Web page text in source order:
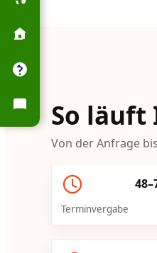
So läuft
Von der Anfrage
Terminvergabe